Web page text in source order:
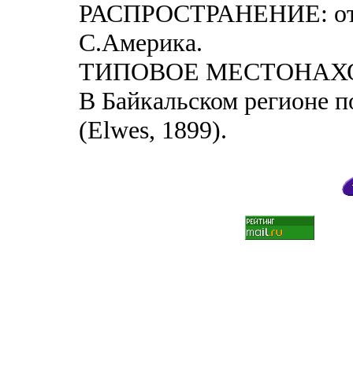
РАСПРОСТРАНЕНИЕ: от
С.Америка.
ТИПОВОЕ
В Байкальском регионе
(Elwes, 1899).